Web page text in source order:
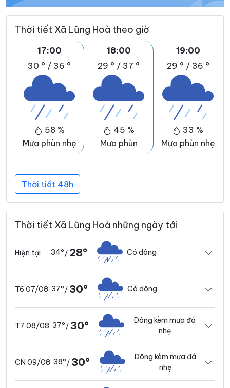
Thời tiết Xã Lũng Hoà theo giờ
17:00
30 ° / 36 °
58 %
Mưa phùn nhẹ
18:00
29 ° / 37 °
45 %
Mưa phùn
19:00
29 ° / 36 °
33 %
Mưa phùn nhẹ
Thời tiết 48h
Thời tiết Xã Lũng Hoà những ngày tới
Hiện tại 34°/ 28° Có dông
T6 07/08 37°/30° Có dông
T7 08/08 37°/30°
Dông kèm mưa đá
nhẹ
CN 09/08 38°/30°
Dông kèm mưa đá
nhẹ